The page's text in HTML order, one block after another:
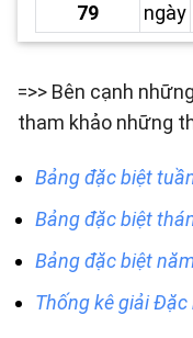
79
ngày
=>> Bên cạnh
tham khảo những
Bảng đặc biệt
Bảng đặc biệt
Bảng đặc biệt
Thống kê giải